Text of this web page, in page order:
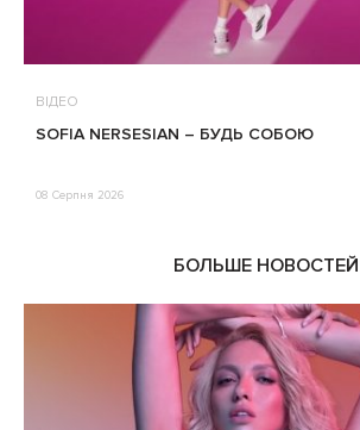
ВІДЕО
SOFIA NERSESIAN – БУДЬ СОБОЮ
08 Серпня 2026
БОЛЬШЕ НОВОСТЕЙ